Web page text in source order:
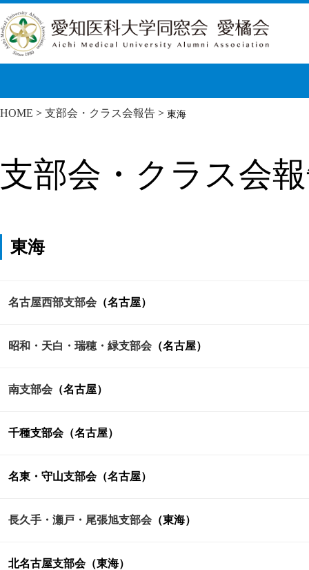
HOME > 支部会・クラス会報告 > 東海
支部会・クラス会
東海
名古屋西部支部会 （名古屋）
昭和・天白・瑞穂・緑支部会 （名古屋）
南支部会 （名古屋）
千種支部会（名古屋）
名東・守山支部会（名古屋）
長久手・瀬戸・尾張旭支部会 （東海）
北名古屋支部会（東海）